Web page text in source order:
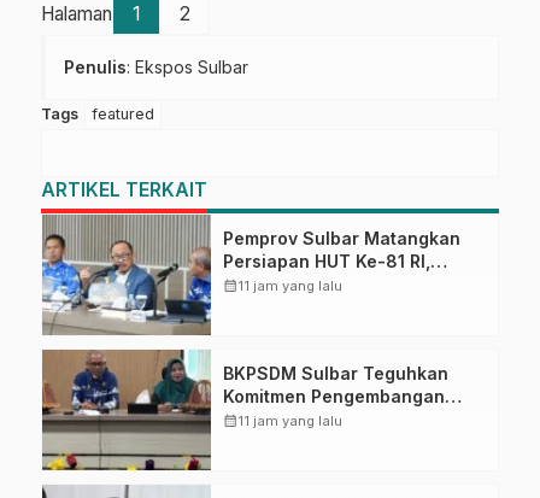
Halaman 1 2
Penulis: Ekspos Sulbar
Tags featured
ARTIKEL TERKAIT
Pemprov Sulbar Matangkan
Persiapan HUT Ke-81 RI,
Puncak Upacara di Lapangan
calendar_month11 jam yang lalu
BKPSDM Sulbar Teguhkan
Komitmen Pengembangan
Kompetensi ASN melalui
calendar_month11 jam yang lalu